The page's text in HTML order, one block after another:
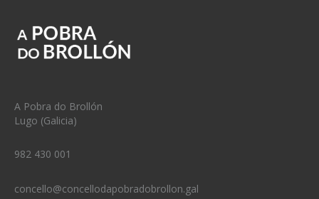
A Pobra do Brollón
Lugo (Galicia)
982 430 001
concello@concellodapobradobrollon.gal